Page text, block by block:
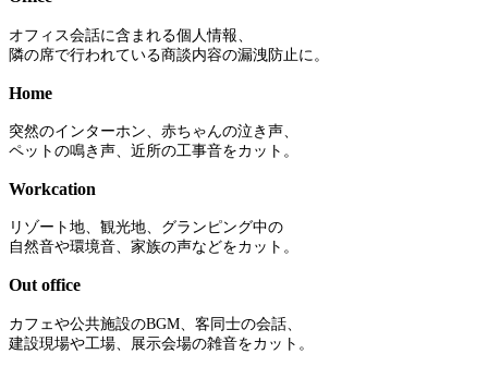
オフィス会話に含まれる個人情報、
隣の席で行われている商談内容の漏洩防止に。
Home
突然のインターホン、赤ちゃんの泣き声、
ペットの鳴き声、近所の工事音をカット。
Workcation
リゾート地、観光地、グランピング中の
自然音や環境音、家族の声などをカット。
Out office
カフェや公共施設のBGM、客同士の会話、
建設現場や工場、展示会場の雑音をカット。